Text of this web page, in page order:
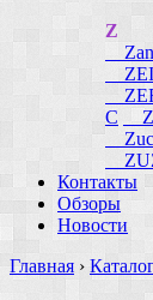
Z
C
Контакты
Обзоры
Новости
Главная ›